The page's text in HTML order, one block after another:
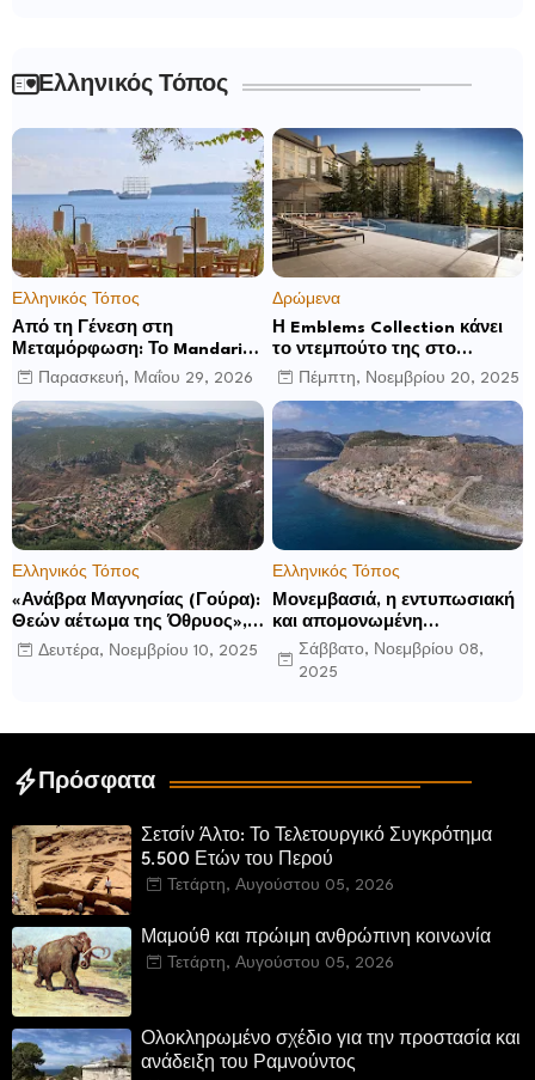
Ελληνικός Τόπος
Ελληνικός Τόπος
Από τη Γένεση στη
Μεταμόρφωση: Το Mandarin
Oriental, Costa Navarino
αποκαλύπτει μια νέα σεζόν
βιωματικών εμπειριών
Παρασκευή, Μαΐου 29, 2026
Δρώμενα
Η Emblems Collection κάνει
το ντεμπούτο της στο
Ηνωμένο Βασίλειο με το
Luckham Park Hotel & Spa
και ανακοινώνει άλλα έξι
ανοίγματα για το 2026 και
μετά
Πέμπτη, Νοεμβρίου 20, 2025
Ελληνικός Τόπος
«Ανάβρα Μαγνησίας (Γούρα):
Θεών αέτωμα της Όθρυος»,
γράφει ο Δημήτρης Β.
Καρέλης
Δευτέρα, Νοεμβρίου 10, 2025
Ελληνικός Τόπος
Μονεμβασιά, η εντυπωσιακή
και απομονωμένη
οχυρωμένη πόλη που
ιδρύθηκε από τους
Σάββατο, Νοεμβρίου 08,
2025
Πρόσφατα
Σετσίν Άλτο: Το Τελετουργικό Συγκρότημα
5.500 Ετών του Περού
Τετάρτη, Αυγούστου 05, 2026
Μαμούθ και πρώιμη ανθρώπινη κοινωνία
Τετάρτη, Αυγούστου 05, 2026
Ολοκληρωμένο σχέδιο για την προστασία και
ανάδειξη του Ραμνούντος